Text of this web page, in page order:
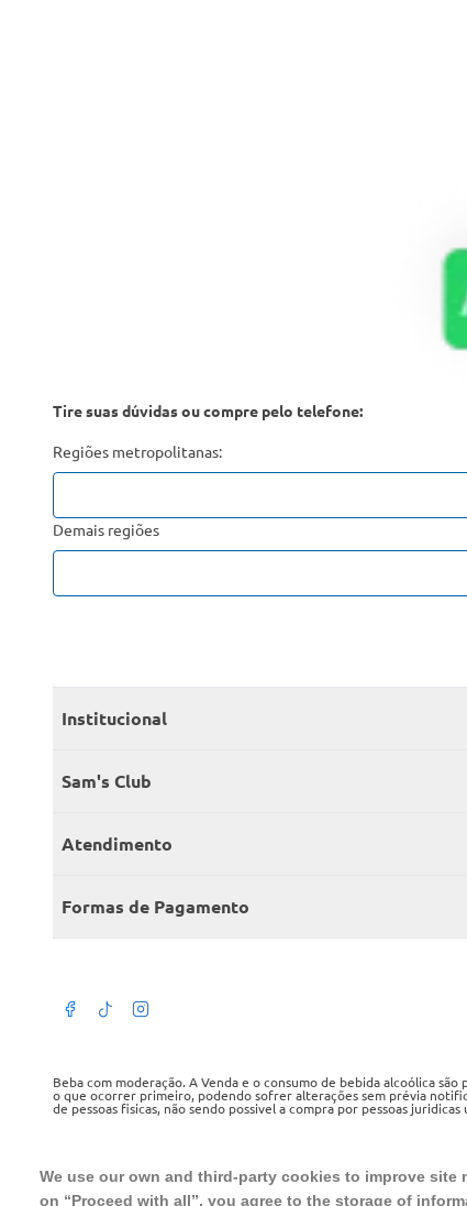
We use our own and third-party cookies to improve
on “Proceed with all”, you agree to the storage of
Tire suas dúvidas ou compre pelo telefone:
Regiões metropolitanas:
Demais regiões
Institucional
Quem somos
Encontre um Clube
Sam's Club
Seja sócio
Member’s Mark
Atendimento
Fale conosco
Atendimento em libras
Termos de Uso
Política de privacidade
Formas de Pagamento
Beba com moderação. A Venda e o consumo de bebida alcoólica
o que ocorrer primeiro, podendo sofrer alterações sem prévia
de pessoas fisicas, não sendo possivel a compra por pessoas juridicas
Tel.: 4020 5054